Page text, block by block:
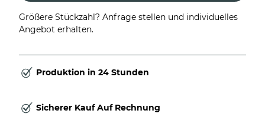
Größere Stückzahl? Anfrage stellen und individuelles
Angebot erhalten.
Produktion in 24 Stunden
Sicherer Kauf Auf Rechnung